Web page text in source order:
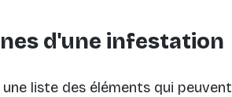
d'une infestation
une liste des éléments qui peuvent